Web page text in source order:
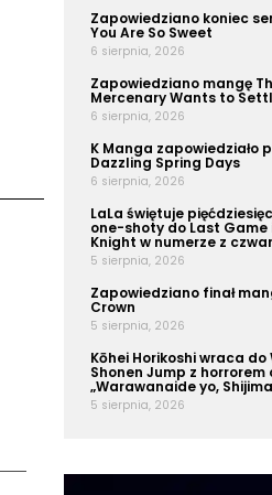
Zapowiedziano koniec
You Are So Sweet
6 sierpnia, 2026
Zapowiedziano mangę
Mercenary Wants to
6 sierpnia, 2026
K Manga zapowiedziało
Dazzling Spring Days
6 sierpnia, 2026
LaLa świętuje
one-shoty do Last Game
Knight w numerze z
5 sierpnia, 2026
Zapowiedziano finał
Crown
5 sierpnia, 2026
Kōhei Horikoshi wraca do
Shonen Jump z
„Warawanaide yo,
5 sierpnia, 2026